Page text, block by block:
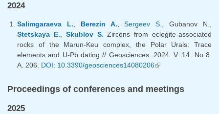
2024
Salimgaraeva L. Berezin A. ,Sergeev S.
, Gubanov N.,
Stetskaya E.
Skublov S. Zircons from eclogite-associated
rocks of the Marun-Keu complex, the Polar Urals: Trace
elements and U-Pb dating // Geosciences. 2024. V. 14. No 8.
A. 206. DOI: 10.3390/geosciences14080206(link is external)
Proceedings of conferences and meetings
2025